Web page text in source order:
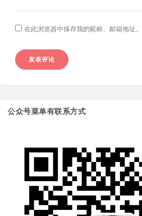
在此浏览器中保存我的昵称、邮箱地址。
公众号菜单有联系方式